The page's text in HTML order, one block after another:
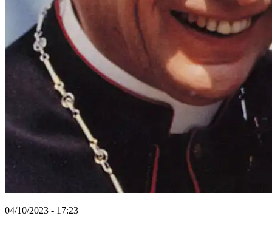
04/10/2023 - 17:23